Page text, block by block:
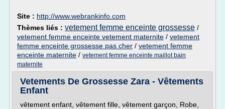
Site : http://www.webrankinfo.com
Thèmes liés : vetement femme enceinte grossesse /
vetement femme enceinte vetement maternite / vetement
femme enceinte grossesse pas cher / vetement femme
enceinte maternite / vetement femme enceinte maillot bain
maternite
Vetements De Grossesse Zara - Vêtements
Enfant
vêtement enfant, vêtement fille, vêtement garçon, Robe,